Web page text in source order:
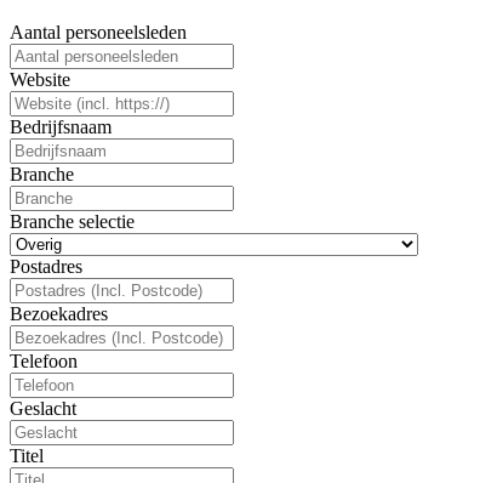
Aantal personeelsleden
Website
Bedrijfsnaam
Branche
Branche selectie
Postadres
Bezoekadres
Telefoon
Geslacht
Titel